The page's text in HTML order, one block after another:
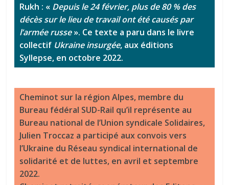
Rukh : « Depuis le 24 février, plus de 80 % des
décès sur le lieu de travail ont été causés par
l’armée russe». Ce texte a paru dans le livre
collectif Ukraine insurgée, aux éditions
Syllepse, en octobre 2022.
Cheminot sur la région Alpes, membre du
Bureau fédéral SUD-Rail qu’il représente au
Bureau national de l’Union syndicale Solidaires,
Julien Troccaz a participé aux convois vers
l’Ukraine du Réseau syndical international de
solidarité et de luttes, en avril et septembre
2022.